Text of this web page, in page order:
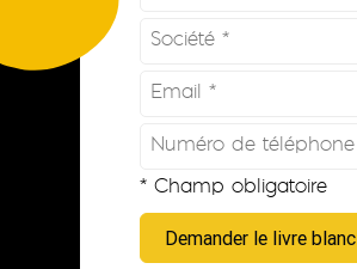
* Champ obligatoire
Demander le livre blanc